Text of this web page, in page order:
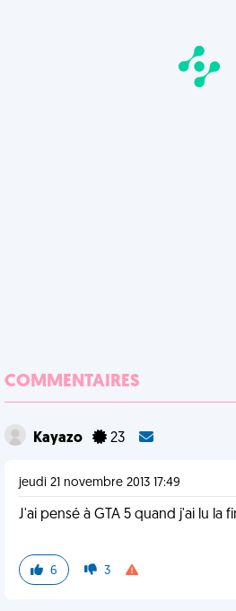
COMMENTAIRES
Kayazo 23
jeudi 21 novembre 2013 17:49
J'ai pensé à GTA 5 quand j'ai lu la
6 3